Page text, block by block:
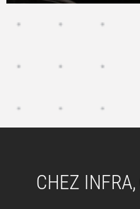
CHEZ INFRA,